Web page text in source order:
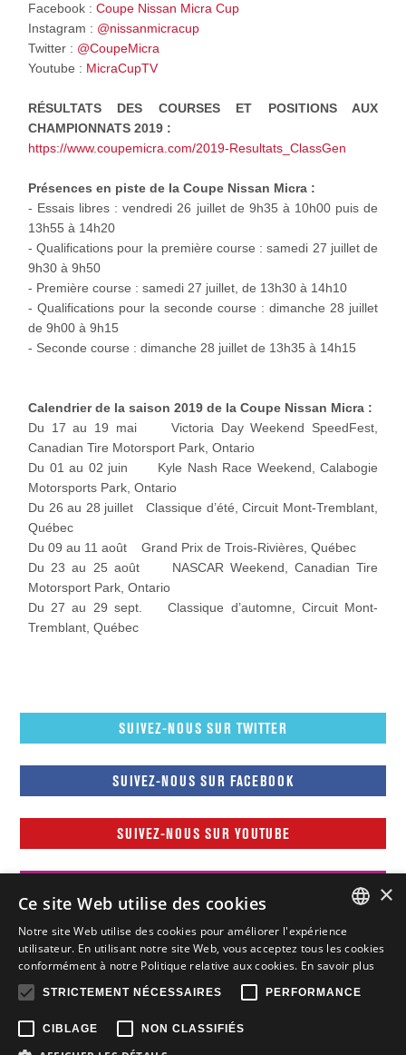
Facebook : Coupe Nissan Micra Cup
Instagram : @nissanmicracup
Twitter : @CoupeMicra
Youtube : MicraCupTV
RÉSULTATS DES COURSES ET POSITIONS AUX
CHAMPIONNATS 2019 :
https://www.coupemicra.com/2019-Resultats_ClassGen
Présences en piste de la Coupe Nissan Micra :
- Essais libres : vendredi 26 juillet de 9h35 à 10h00 puis de
13h55 à 14h20
- Qualifications pour la première course : samedi 27 juillet de
9h30 à 9h50
- Première course : samedi 27 juillet, de 13h30 à 14h10
- Qualifications pour la seconde course : dimanche 28 juillet
de 9h00 à 9h15
- Seconde course : dimanche 28 juillet de 13h35 à 14h15
Calendrier de la saison 2019 de la Coupe Nissan Micra :
Du 17 au 19 mai Victoria Day Weekend SpeedFest,
Canadian Tire Motorsport Park, Ontario
Du 01 au 02 juin Kyle Nash Race Weekend, Calabogie
Motorsports Park, Ontario
Du 26 au 28 juillet Classique d’été, Circuit Mont-Tremblant,
Québec
Du 09 au 11 août Grand Prix de Trois-Rivières, Québec
Du 23 au 25 août NASCAR Weekend, Canadian Tire
Motorsport Park, Ontario
Du 27 au 29 sept. Classique d’automne, Circuit Mont-
Tremblant, Québec
SUIVEZ-NOUS SUR TWITTER
SUIVEZ-NOUS SUR FACEBOOK
SUIVEZ-NOUS SUR YOUTUBE
Tous droits réservés © Nissan Canada Inc., 2015-2026
FRENCH
FRENCH
×
Ce site Web utilise des cookies
Notre site Web utilise des cookies pour améliorer l'expérience
utilisateur. En utilisant notre site Web, vous acceptez tous les cookies
conformément à notre Politique relative aux cookies. En savoir plus
STRICTEMENT NÉCESSAIRES PERFORMANCE
CIBLAGE NON CLASSIFIÉS